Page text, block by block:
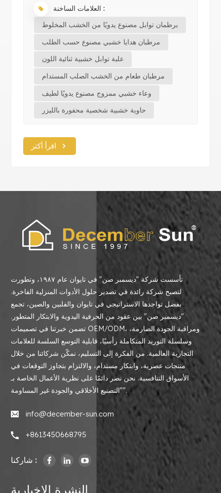
العلامات الساخنة :
برطمان توابل مصنوع يدويًا من الخشب المخلوط
مرطبان هدايا خشبي مصنوع حسب الطلب
علبة توابل خشبية ثنائية اللون
مرطبان طعام من الخشب الصلب المستدام
وعاء خشبي ممزوج مصنوع يدويًا لطيف
حاوية خشبية شخصية محفورة بالليزر
اقرأ أكثر
تأسست شركة "ديسمبر صن" في تايوان عام ١٩٨٧، وتطورت
لتصبح شركة رائدة في تصدير حلول الأدوات المنزلية الفاخرة.
بفضل تواجدها الاستراتيجي في تايوان والفلبين والصين، تجمع
"ديسمبر صن" بين عقود من الحرفية اليدوية والابتكار المتطور.
تضمن خبرتنا في تصميمات OEM/ODM، ومراقبة الجودة الصارمة،
وسلسلة التوريد المتكاملة رأسيًا، قابلية التوسع السلسة للعلامات
التجارية العالمية. من الفكرة إلى التسليم، نمكّن شركائنا من خلال
منتجات عصرية، وابتكار مستدام، والالتزام بتجاوز التوقعات في
الأسواق التنافسية. نحن نصر دائمًا على نظرية الأعمال الخاصة بـ
"التصنيع الأخلاقي والجودة غير المساومة".
info@december-sun.com
+8613450668795
شاركنا :
النشرة الإخبارية